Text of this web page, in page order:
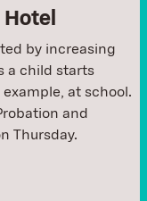
by increasing
a child starts
at school.
and
Thursday.